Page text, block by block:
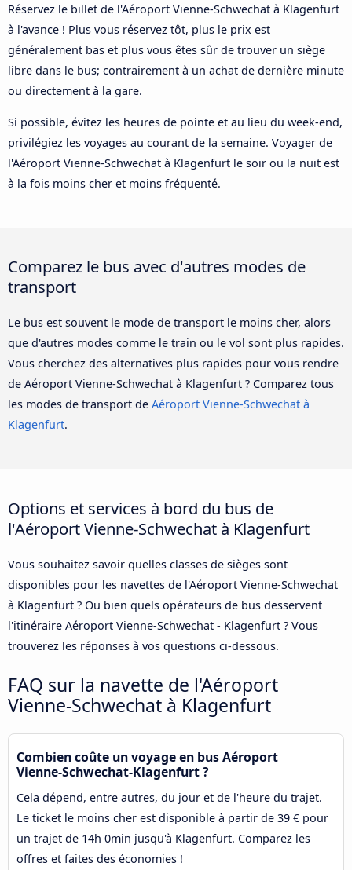
Réservez le billet de l'Aéroport Vienne-Schwechat à Klagenfurt
à l'avance ! Plus vous réservez tôt, plus le prix est
généralement bas et plus vous êtes sûr de trouver un siège
libre dans le bus; contrairement à un achat de dernière minute
ou directement à la gare.
Si possible, évitez les heures de pointe et au lieu du week-end,
privilégiez les voyages au courant de la semaine. Voyager de
l'Aéroport Vienne-Schwechat à Klagenfurt le soir ou la nuit est
à la fois moins cher et moins fréquenté.
Comparez le bus avec d'autres modes de
transport
Le bus est souvent le mode de transport le moins cher, alors
que d'autres modes comme le train ou le vol sont plus rapides.
Vous cherchez des alternatives plus rapides pour vous rendre
de Aéroport Vienne-Schwechat à Klagenfurt ? Comparez tous
les modes de transport de Aéroport Vienne-Schwechat à
Klagenfurt.
Options et services à bord du bus de
l'Aéroport Vienne-Schwechat à Klagenfurt
Vous souhaitez savoir quelles classes de sièges sont
disponibles pour les navettes de l'Aéroport Vienne-Schwechat
à Klagenfurt ? Ou bien quels opérateurs de bus desservent
l'itinéraire Aéroport Vienne-Schwechat - Klagenfurt ? Vous
trouverez les réponses à vos questions ci-dessous.
FAQ sur la navette de l'Aéroport
Vienne-Schwechat à Klagenfurt
Combien coûte un voyage en bus Aéroport
Vienne-Schwechat-Klagenfurt ?
Cela dépend, entre autres, du jour et de l'heure du trajet.
Le ticket le moins cher est disponible à partir de 39 € pour
un trajet de 14h 0min jusqu'à Klagenfurt. Comparez les
offres et faites des économies !